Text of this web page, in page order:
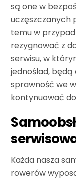
są one w
uczęszczanych
temu w
rezygnować z
serwisu, w
jednoślad,
sprawność we
kontynuować
Każda nasza
rowerów